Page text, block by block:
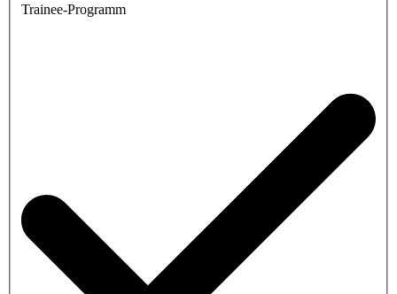
Trainee-Programm